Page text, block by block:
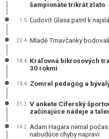
šampionáte trikrát zlato
1.5. Ľudovít Glasa patril k
23.4. Mladé Trnavčanky
18.4. Kráľovná bikrosových
30 rokmi
14.4. Zomrel pedagóg a
31.3. V ankete Cíferský
začínajúce nádeje a
14.2. Adam Hagara nemal
nabudúce chyby napraví